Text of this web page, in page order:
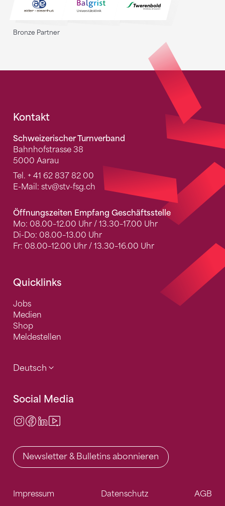
Bronze Partner
Fusszeile
Kontakt
Schweizerischer Turnverband
Bahnhofstrasse 38
5000 Aarau
Tel. + 41 62 837 82 00
E-Mail: stv@stv-fsg.ch
Öffnungszeiten Empfang Geschäftsstelle
Mo: 08.00–12.00 Uhr / 13.30–17.00 Uhr
Di-Do: 08.00–13.00 Uhr
Fr: 08.00–12.00 Uhr / 13.30–16.00 Uhr
Quicklinks
Jobs
Medien
Shop
Meldestellen
Deutsch
Social Media
Instagram
Facebook
LinkedIn
Newsletter & Bulletins abonnieren
Impressum Datenschutz AGB